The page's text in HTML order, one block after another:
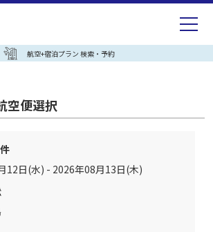
航空+宿泊プラン 検索・予約
空便選択
12日(水) - 2026年08月13日(木)